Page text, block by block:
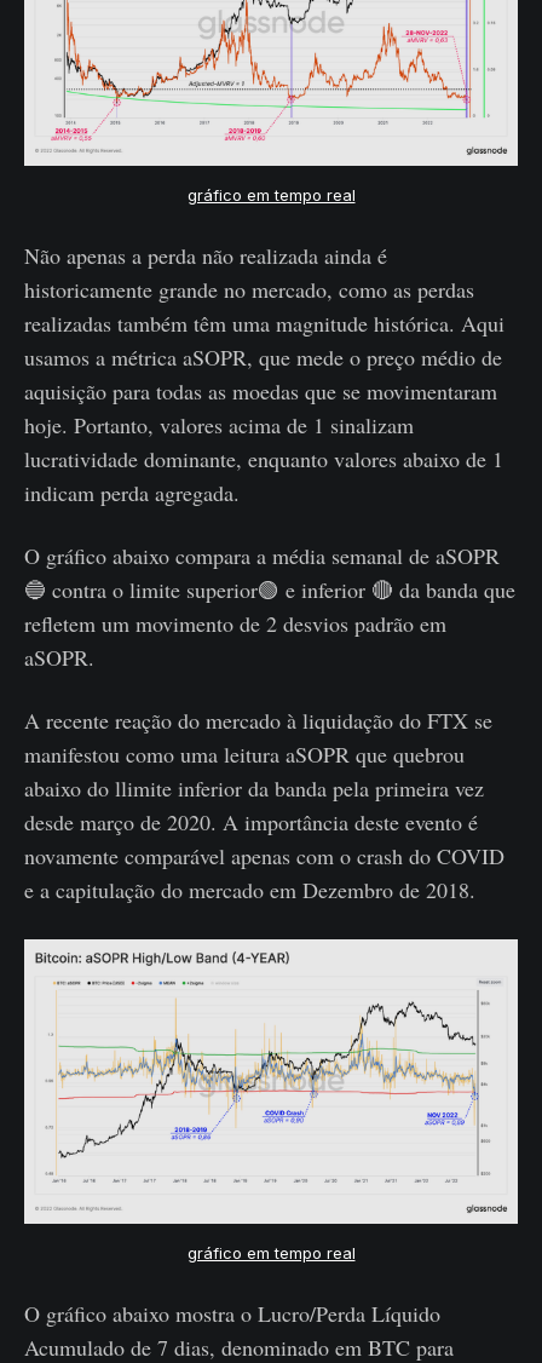
gráfico em tempo real
Não apenas a perda não realizada ainda é
historicamente grande no mercado, como as perdas
realizadas também têm uma magnitude histórica. Aqui
usamos a métrica aSOPR, que mede o preço médio de
aquisição para todas as moedas que se movimentaram
hoje. Portanto, valores acima de 1 sinalizam
lucratividade dominante, enquanto valores abaixo de 1
indicam perda agregada.
O gráfico abaixo compara a média semanal de aSOPR
🔵 contra o limite superior🟢 e inferior 🔴 da banda que
refletem um movimento de 2 desvios padrão em
aSOPR.
A recente reação do mercado à liquidação do FTX se
manifestou como uma leitura aSOPR que quebrou
abaixo do llimite inferior da banda pela primeira vez
desde março de 2020. A importância deste evento é
novamente comparável apenas com o crash do COVID
e a capitulação do mercado em Dezembro de 2018.
gráfico em tempo real
O gráfico abaixo mostra o Lucro/Perda Líquido
Acumulado de 7 dias, denominado em BTC para